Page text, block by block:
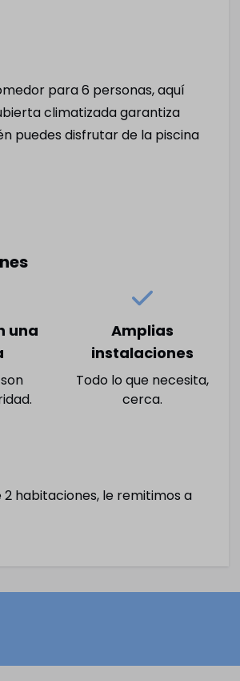
Alquiler de bicicletas (en
Punto de carga para scooters
movilidad
Máquina de refrescos
Zona de picnic con palapas
Aparcamiento de bicicletas
Ping-pong
Pista de tenis
para 6 personas, aquí
climatizada garantiza
puedes disfrutar de la piscina
una
Amplias
instalaciones
Todo lo que necesita,
cerca.
habitaciones, le remitimos a